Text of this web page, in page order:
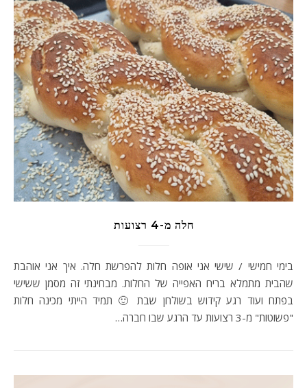
חלה מ-4 רצועות
בימי חמישי / שישי אני אופה חלות להפרשת חלה. איך אני אוהבת
שהבית מתמלא בריח האפייה של החלות. מבחינתי זה מסמן ששישי
בפתח ועוד רגע קידוש בשולחן שבת 🙂 תמיד הייתי מכינה חלות
"פשוטות" מ-3 רצועות עד הרגע שבו חברה…